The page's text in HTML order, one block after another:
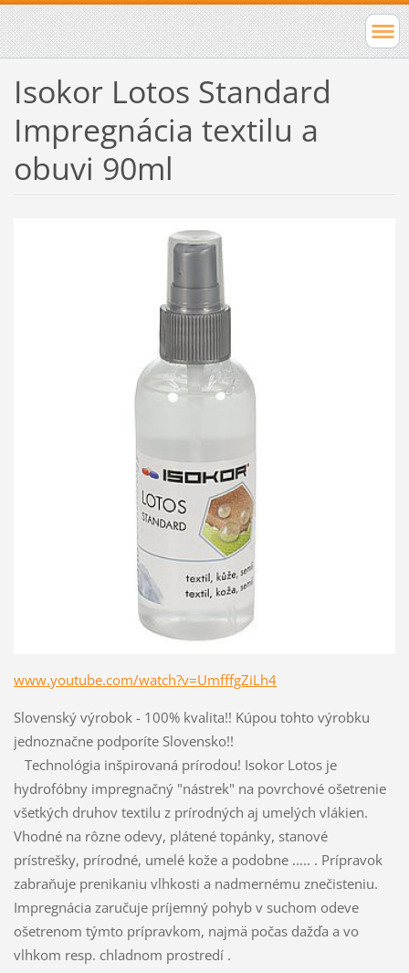
Isokor Lotos Standard
Impregnácia textilu a
obuvi 90ml
www.youtube.com/watch?v=UmfffgZiLh4
Slovenský výrobok - 100% kvalita!! Kúpou tohto výrobku
jednoznačne podporíte Slovensko!!
Technológia inšpirovaná prírodou! Isokor Lotos je
hydrofóbny impregnačný "nástrek" na povrchové ošetrenie
všetkých druhov textilu z prírodných aj umelých vlákien.
Vhodné na rôzne odevy, plátené topánky, stanové
prístrešky, prírodné, umelé kože a podobne ..... . Prípravok
zabraňuje prenikaniu vlhkosti a nadmernému znečisteniu.
Impregnácia zaručuje príjemný pohyb v suchom odeve
ošetrenom týmto prípravkom, najmä počas dažďa a vo
vlhkom resp. chladnom prostredí .